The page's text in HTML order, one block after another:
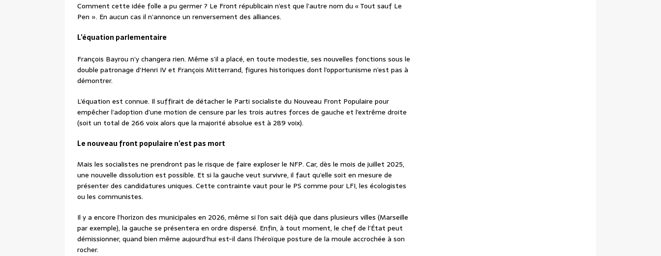
Comment cette idée folle a pu germer ? Le Front républicain n’est que l’autre nom du « Tout sauf Le
Pen ». En aucun cas il n’annonce un renversement des alliances.
L’équation parlementaire
François Bayrou n’y changera rien. Même s’il a placé, en toute modestie, ses nouvelles fonctions sous le
double patronage d’Henri IV et François Mitterrand, figures historiques dont l’opportunisme n’est pas à
démontrer.
L’équation est connue. Il suffirait de détacher le Parti socialiste du Nouveau Front Populaire pour
empêcher l’adoption d’une motion de censure par les trois autres forces de gauche et l’extrême droite
(soit un total de 266 voix alors que la majorité absolue est à 289 voix).
Le nouveau front populaire n’est pas mort
Mais les socialistes ne prendront pas le risque de faire exploser le NFP. Car, dès le mois de juillet 2025,
une nouvelle dissolution est possible. Et si la gauche veut survivre, il faut qu’elle soit en mesure de
présenter des candidatures uniques. Cette contrainte vaut pour le PS comme pour LFI, les écologistes
ou les communistes.
Il y a encore l’horizon des municipales en 2026, même si l’on sait déjà que dans plusieurs villes (Marseille
par exemple), la gauche se présentera en ordre dispersé. Enfin, à tout moment, le chef de l’État peut
démissionner, quand bien même aujourd’hui est-il dans l’héroïque posture de la moule accrochée à son
rocher.